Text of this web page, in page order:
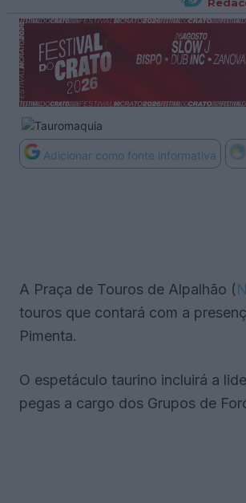
Adicionar como fonte informativa
A Praça de Touros de Alpalhão (
touros que contará com a
Pimenta.
O espetáculo taurino incluirá a
pegas a cargo dos Grupos de